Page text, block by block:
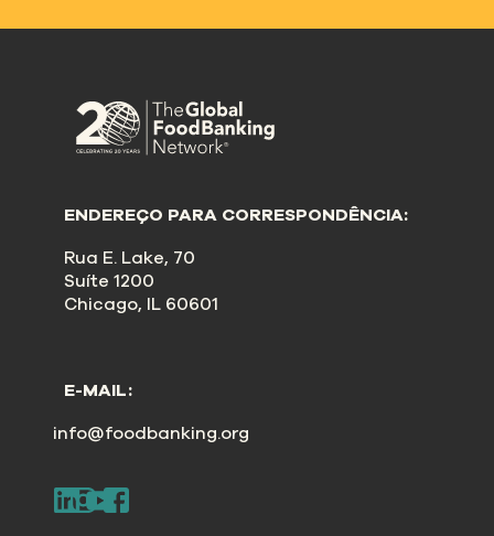
ENDEREÇO PARA CORRESPONDÊNCIA:
Rua E. Lake, 70
Suíte 1200
Chicago, IL 60601
E-MAIL:
info@foodbanking.org